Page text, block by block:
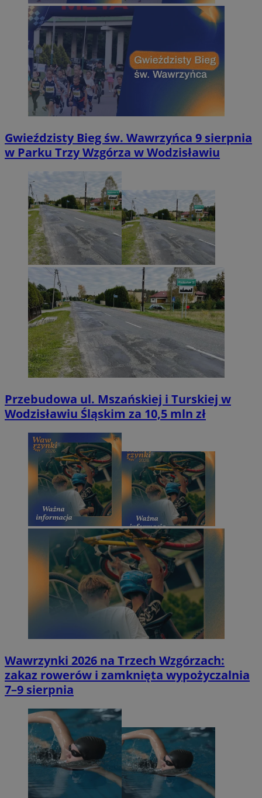
Gwieździsty Bieg św. Wawrzyńca 9 sierpnia
w Parku Trzy Wzgórza w Wodzisławiu
Przebudowa ul. Mszańskiej i Turskiej w
Wodzisławiu Śląskim za 10,5 mln zł
Wawrzynki 2026 na Trzech Wzgórzach:
zakaz rowerów i zamknięta wypożyczalnia
7–9 sierpnia